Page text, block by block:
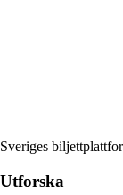
Sveriges
Utforska